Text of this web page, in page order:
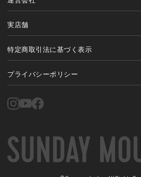
実店舗
特定商取引法に基づく表示
プライバシーポリシー